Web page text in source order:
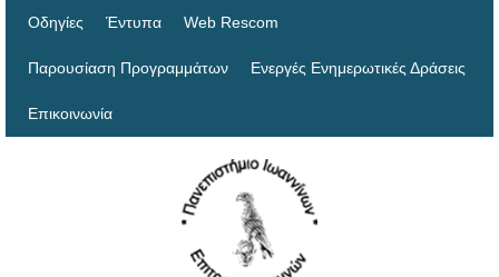
Οδηγίες Έντυπα Web Rescom
Παρουσίαση Προγραμμάτων Ενεργές Ενημερωτικές Δράσεις
Επικοινωνία